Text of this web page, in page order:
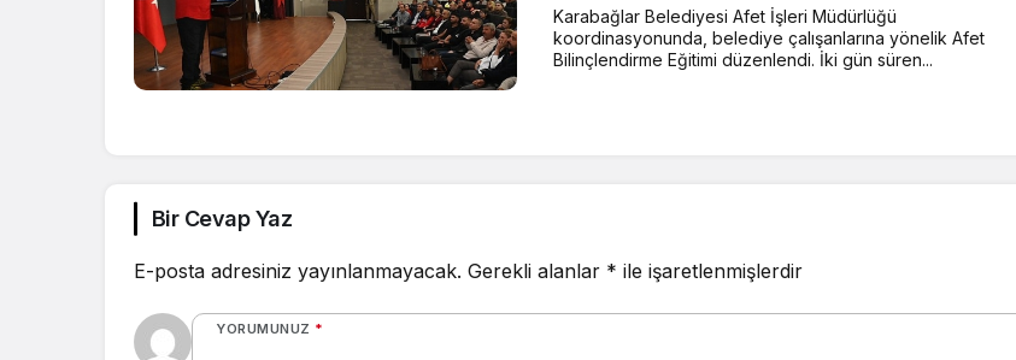
Karabağlar Belediyesi Afet İşleri Müdürlüğü
koordinasyonunda, belediye çalışanlarına yönelik Afet
Bilinçlendirme Eğitimi düzenlendi. İki gün süren...
Bir Cevap Yaz
E-posta adresiniz yayınlanmayacak. Gerekli alanlar * ile işaretlenmişlerdir
YORUMUNUZ *